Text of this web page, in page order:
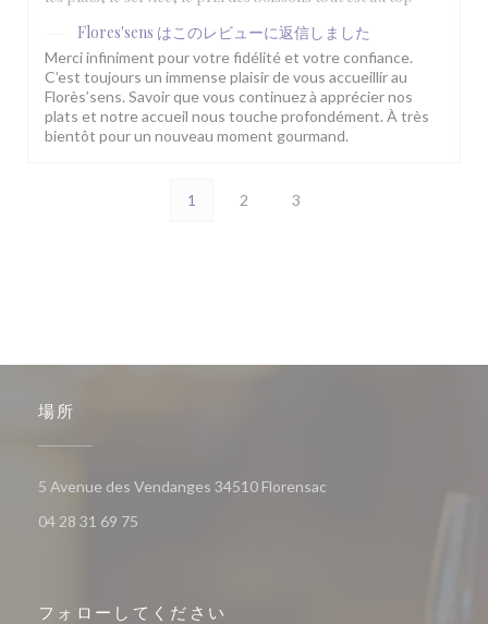
Flores'sens はこのレビューに返信しました
Merci infiniment pour votre fidélité et votre confiance.
C’est toujours un immense plaisir de vous accueillir au
Florès’sens. Savoir que vous continuez à apprécier nos
plats et notre accueil nous touche profondément. À très
bientôt pour un nouveau moment gourmand.
1 2 3
場所
5 Avenue des Vendanges 34510 Florensac
04 28 31 69 75
フォローしてください